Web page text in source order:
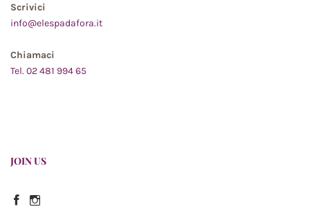
Scrivici
info@elespadafora.it
Chiamaci
Tel. 02 481 994 65
JOIN US
Facebook
Instagram